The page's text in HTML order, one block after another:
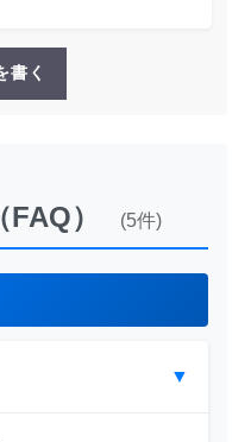
書く
） (5件)
▼